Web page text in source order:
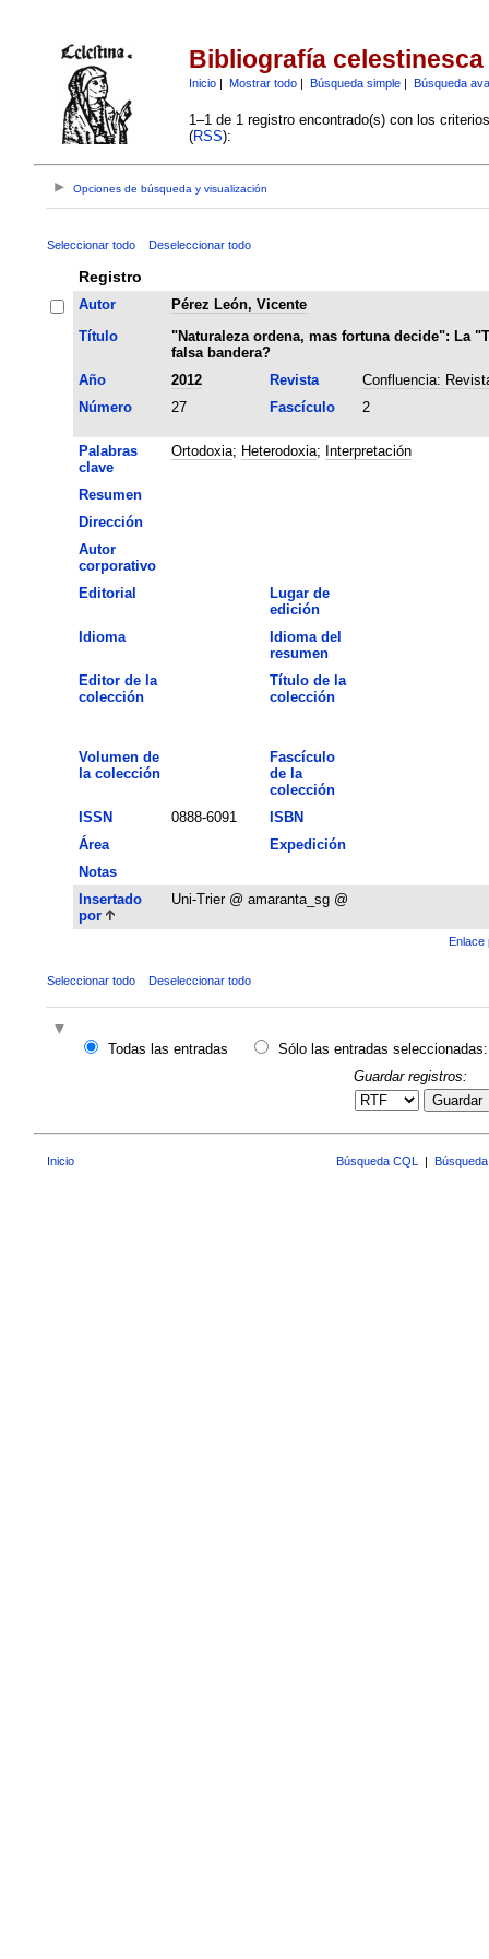
Bibliografía celestinesca
Inicio| Mostrar todo| Búsqueda simple| Búsqueda
1–1 de 1 registro encontrado(s) con los
(RSS):
Opciones de búsqueda y visualización
Seleccionar todo Deseleccionar todo
Registro
Autor
Pérez León, Vicente
Título
"Naturaleza ordena, mas fortuna decide": La
falsa bandera?
Año
2012 Revista
Confluencia:
Número
27 Fascículo 2
Palabras
clave
Ortodoxia; Heterodoxia; Interpretación
Resumen
Dirección
Autor
corporativo
Editorial
Lugar de
edición
Idioma
Idioma del
resumen
Editor de la
colección
Título de la
colección
Volumen de
la colección
Fascículo
de la
colección
ISSN
0888-6091
ISBN
Área
Expedición
Notas
Insertado
por
Uni-Trier @ amaranta_sg @
Enlace
Seleccionar todo Deseleccionar todo
Todas las entradas
Sólo las entradas seleccionadas:
Guardar registros:
Guardar
Inicio Búsqueda CQL